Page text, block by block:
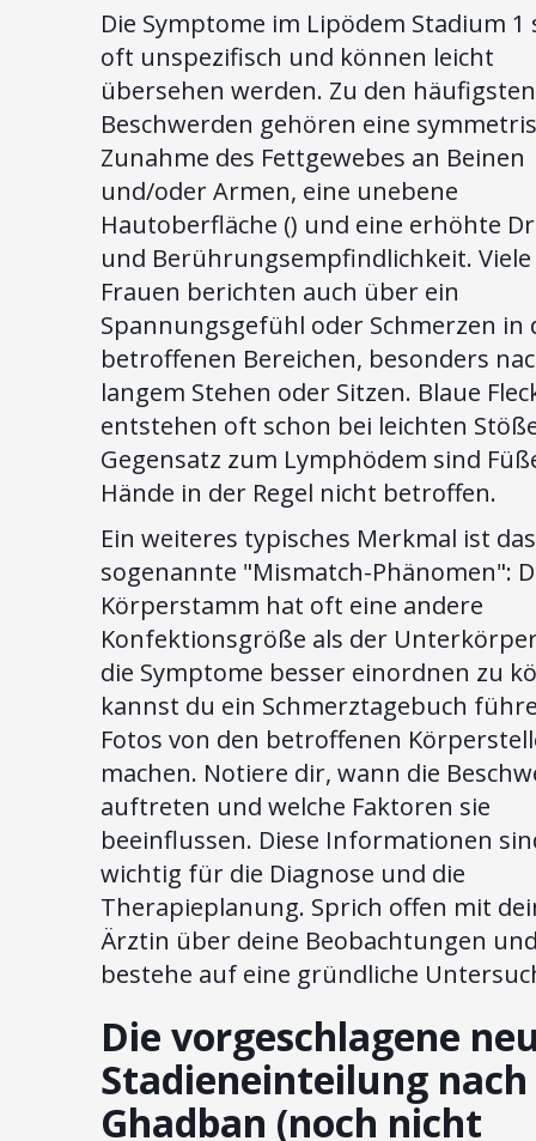
Die Symptome im Lipödem Stadium 1
oft unspezifisch und können leicht
übersehen werden. Zu den häufigsten
Beschwerden gehören eine
Zunahme des Fettgewebes an Beinen
und/oder Armen, eine unebene
Hautoberfläche () und eine erhöhte
und Berührungsempfindlichkeit. Viele
Frauen berichten auch über ein
Spannungsgefühl oder Schmerzen in
betroffenen Bereichen, besonders
langem Stehen oder Sitzen. Blaue
entstehen oft schon bei leichten
Gegensatz zum Lymphödem sind
Hände in der Regel nicht betroffen.
Ein weiteres typisches Merkmal ist das
sogenannte "Mismatch-Phänomen":
Körperstamm hat oft eine andere
Konfektionsgröße als der
die Symptome besser einordnen zu
kannst du ein Schmerztagebuch
Fotos von den betroffenen
machen. Notiere dir, wann die
auftreten und welche Faktoren sie
beeinflussen. Diese Informationen
wichtig für die Diagnose und die
Therapieplanung. Sprich offen mit
Ärztin über deine Beobachtungen
bestehe auf eine gründliche
Die vorgeschlagene
Stadieneinteilung nach
Ghadban (noch nicht